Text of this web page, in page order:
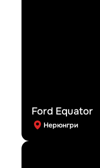
Ford Equator
Нерюнгри